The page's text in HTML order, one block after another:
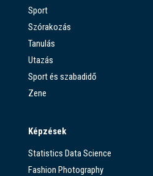
Sport
Szórakozás
Tanulás
Utazás
Sport és szabadidő
Zene
Képzések
Statistics Data Science
Fashion Photography